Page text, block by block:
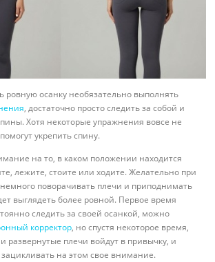
ровную осанку необязательно выполнять
, достаточно просто следить за собой и
Хотя некоторые упражнения вовсе не
укрепить спину.
на то, в каком положении находится
лежите, стоите или ходите. Желательно при
немного поворачивать плечи и приподнимать
выглядеть более ровной. Первое время
следить за своей осанкой, можно
корректор, но спустя некоторое время,
развернутые плечи войдут в привычку, и
на этом свое внимание.